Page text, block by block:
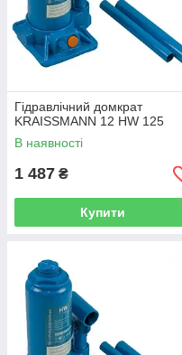
Гідравлічний домкрат
KRAISSMANN 12 HW 125
В наявності
1 487 ₴
Купити